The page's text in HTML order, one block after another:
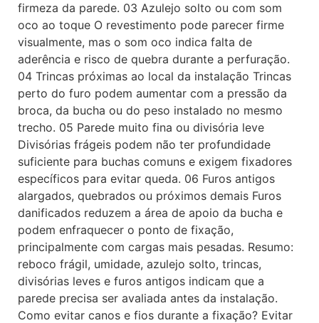
firmeza da parede. 03 Azulejo solto ou com som
oco ao toque O revestimento pode parecer firme
visualmente, mas o som oco indica falta de
aderência e risco de quebra durante a perfuração.
04 Trincas próximas ao local da instalação Trincas
perto do furo podem aumentar com a pressão da
broca, da bucha ou do peso instalado no mesmo
trecho. 05 Parede muito fina ou divisória leve
Divisórias frágeis podem não ter profundidade
suficiente para buchas comuns e exigem fixadores
específicos para evitar queda. 06 Furos antigos
alargados, quebrados ou próximos demais Furos
danificados reduzem a área de apoio da bucha e
podem enfraquecer o ponto de fixação,
principalmente com cargas mais pesadas. Resumo:
reboco frágil, umidade, azulejo solto, trincas,
divisórias leves e furos antigos indicam que a
parede precisa ser avaliada antes da instalação.
Como evitar canos e fios durante a fixação? Evitar